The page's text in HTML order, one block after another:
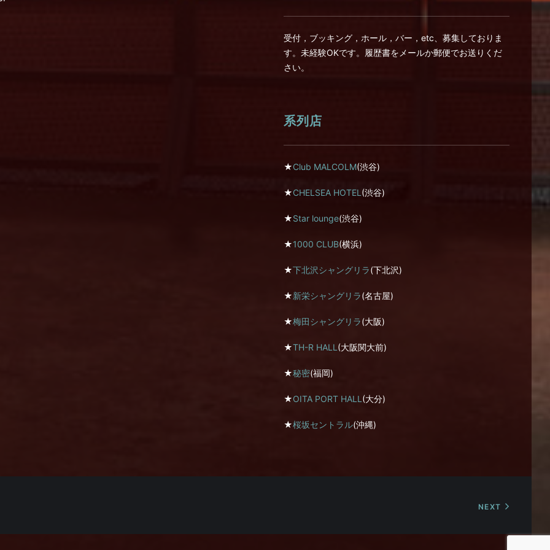
受付，ブッキング，ホール，バー，etc、募集しておりま
す。未経験OKです。履歴書をメールか郵便でお送りくだ
さい。
系列店
★Club MALCOLM(渋谷)
★CHELSEA HOTEL (渋谷)
★Star lounge(渋谷)
★1000 CLUB(横浜)
★下北沢シャングリラ(下北沢)
★新栄シャングリラ(名古屋)
★梅田シャングリラ(大阪)
★TH-R HALL (大阪関大前)
★秘密(福岡)
★OITA PORT HALL (大分)
★桜坂セントラル(沖縄)
NEXT